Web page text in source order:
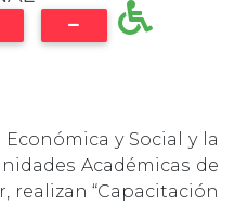
y Social y la
Académicas de
realizan “Capacitación